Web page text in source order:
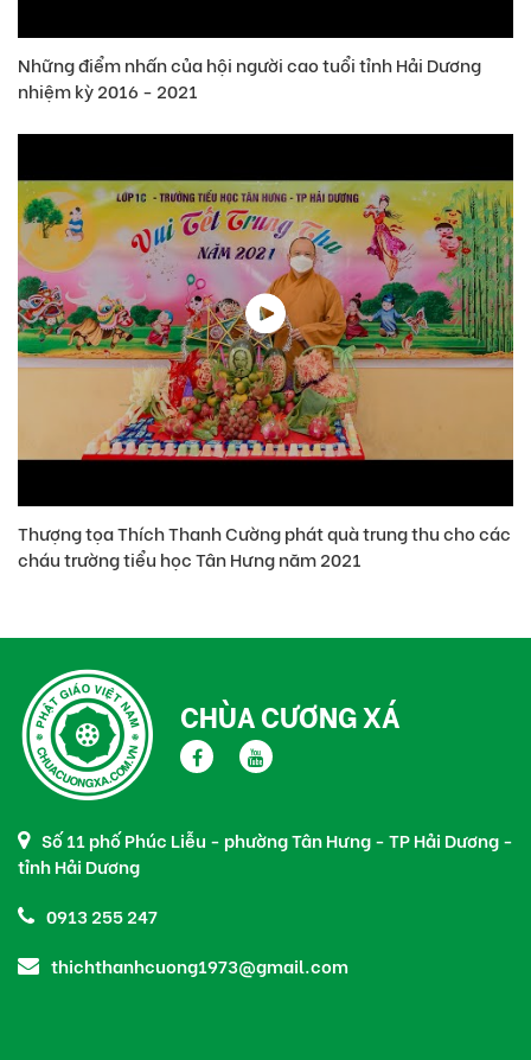
Những điểm nhấn của hội người cao tuổi tỉnh Hải Dương
nhiệm kỳ 2016 - 2021
Thượng tọa Thích Thanh Cường phát quà trung thu cho các
cháu trường tiểu học Tân Hưng năm 2021
CHÙA CƯƠNG XÁ
Số 11 phố Phúc Liễu - phường Tân Hưng - TP Hải Dương -
tỉnh Hải Dương
0913 255 247
thichthanhcuong1973@gmail.com